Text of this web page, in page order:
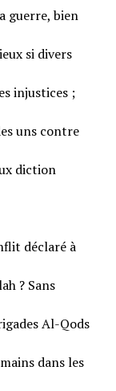
guerre, bien
si divers
injustices ;
uns contre
diction
déclaré à
? Sans
Al-Qods
dans les